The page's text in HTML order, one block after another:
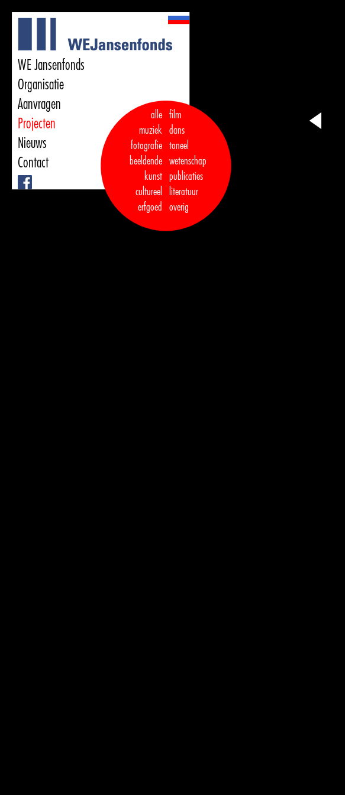
WE Jansenfonds
Organisatie
Aanvragen
Projecten
Nieuws
Contact
alle
muziek
fotografie
beeldende
kunst
cultureel
erfgoed
film
dans
toneel
wetenschap
publicaties
literatuur
overig